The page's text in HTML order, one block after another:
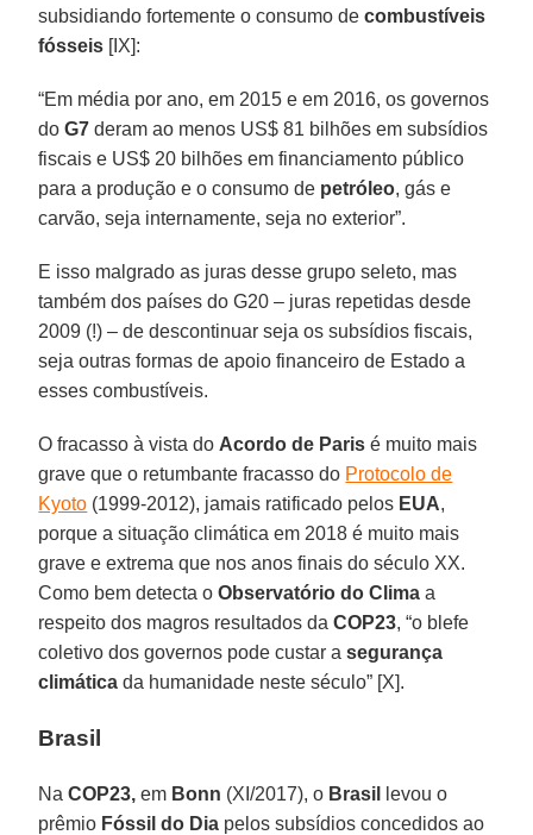
subsidiando fortemente o consumo decombustíveis
fósseis [IX]:
“Em média por ano, em 2015 e em 2016, os governos
doG7 deram ao menos US$ 81 bilhões em subsídios
fiscais e US$ 20 bilhões em financiamento público
para a produção e o consumo de petróleo, gás e
carvão, seja internamente, seja no exterior”.
E isso malgrado as juras desse grupo seleto, mas
também dos países do G20 – juras repetidas desde
2009 (!) – de descontinuar seja os subsídios fiscais,
seja outras formas de apoio financeiro de Estado a
esses combustíveis.
O fracasso à vista do Acordo de Paris é muito mais
grave que o retumbante fracasso do Protocolo de
Kyoto (1999-2012), jamais ratificado pelos EUA,
porque a situação climática em 2018 é muito mais
grave e extrema que nos anos finais do século XX.
Como bem detecta oObservatório do Clima a
respeito dos magros resultados daCOP23, “o blefe
coletivo dos governos pode custar asegurança
climática da humanidade neste século” [X].
Brasil
NaCOP23, em Bonn (XI/2017), o Brasil
levou o
prêmio Fóssil do Dia pelos subsídios concedidos ao